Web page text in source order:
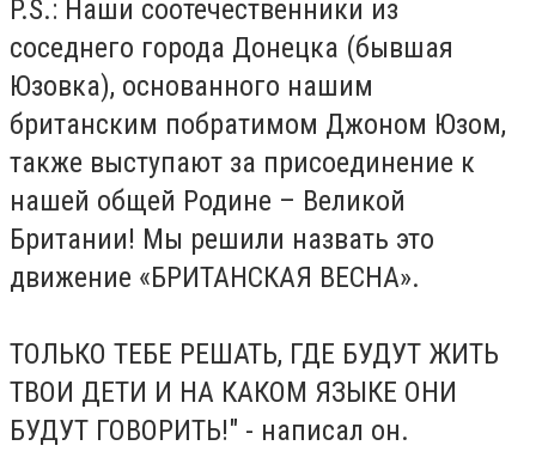
P.S.: Наши соотечественники из
соседнего города Донецка (бывшая
Юзовка), основанного нашим
британским побратимом Джоном Юзом,
также выступают за присоединение к
нашей общей Родине – Великой
Британии! Мы решили назвать это
движение «БРИТАНСКАЯ ВЕСНА».
ТОЛЬКО ТЕБЕ РЕШАТЬ, ГДЕ БУДУТ ЖИТЬ
ТВОИ ДЕТИ И НА КАКОМ ЯЗЫКЕ ОНИ
БУДУТ ГОВОРИТЬ!" - написал он.